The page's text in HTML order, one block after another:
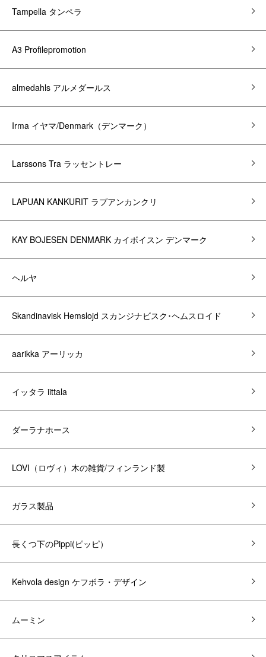
Tampella タンペラ
A3 Profilepromotion
almedahls アルメダールス
Irma イヤマ/Denmark（デンマーク）
Larssons Tra ラッセントレー
LAPUAN KANKURIT ラプアンカンクリ
KAY BOJESEN DENMARK カイボイスン デンマーク
ヘルヤ
Skandinavisk Hemslojd スカンジナビスク･ヘムスロイド
aarikka アーリッカ
イッタラ iittala
ダーラナホース
LOVI（ロヴィ）木の雑貨/フィンランド製
ガラス製品
長くつ下のPippi(ピッピ）
Kehvola design ケフボラ・デザイン
ムーミン